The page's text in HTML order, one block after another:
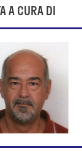
A CURA DI